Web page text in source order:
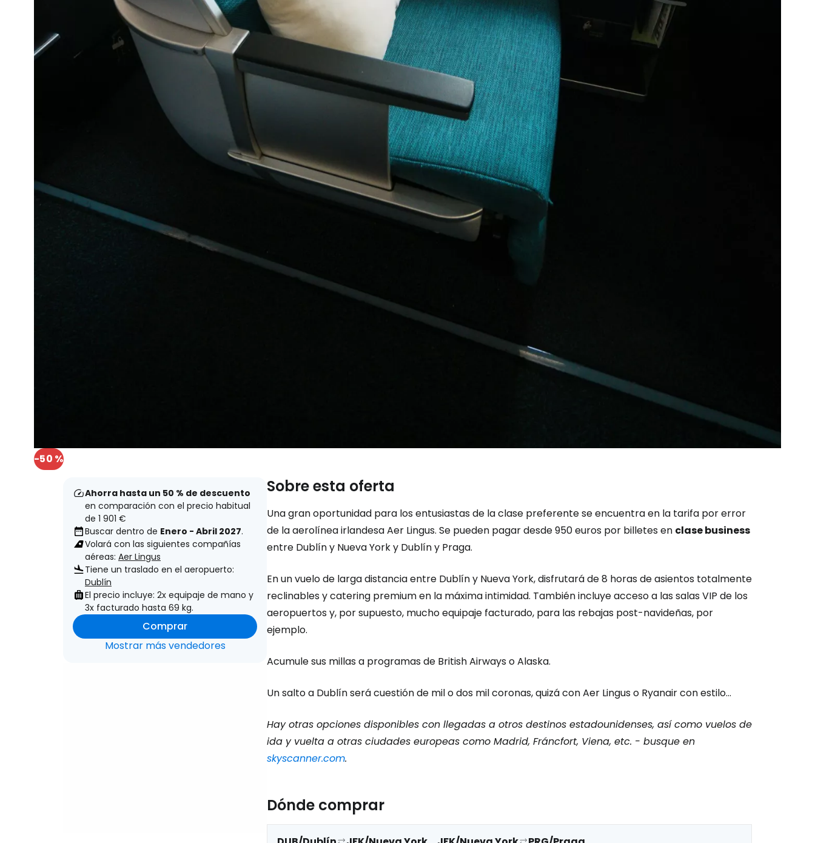
-50 %
Ahorra hasta un 50 % de descuento
en comparación con el precio habitual
de 1 901 €
Buscar dentro de Enero - Abril 2027.
Volará con las siguientes compañías
aéreas: Aer Lingus
Tiene un traslado en el aeropuerto:
Dublín
El precio incluye: 2x equipaje de mano y
3x facturado hasta 69 kg.
Comprar
Mostrar más vendedores
Sobre esta oferta
Una gran oportunidad para los entusiastas de la clase preferente se encuentra en la tarifa por error
de la aerolínea irlandesa Aer Lingus. Se pueden pagar desde 950 euros por billetes en clase business
entre Dublín y Nueva York y Dublín y Praga.
En un vuelo de larga distancia entre Dublín y Nueva York, disfrutará de 8 horas de asientos totalmente
reclinables y catering premium en la máxima intimidad. También incluye acceso a las salas VIP de los
aeropuertos y, por supuesto, mucho equipaje facturado, para las rebajas post-navideñas, por
ejemplo.
Acumule sus millas a programas de British Airways o Alaska.
Un salto a Dublín será cuestión de mil o dos mil coronas, quizá con Aer Lingus o Ryanair con estilo...
Hay otras opciones disponibles con llegadas a otros destinos estadounidenses, así como vuelos de
ida y vuelta a otras ciudades europeas como Madrid, Fráncfort, Viena, etc. - busque en
skyscanner.com.
Dónde comprar
... la comunidad mundial de viajeros
Continuar con Google
Continuar con Facebook
Continuar con Email